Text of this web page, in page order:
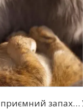
запах…